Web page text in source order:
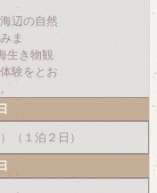
辺の自然
ま
生き物観
験をとお
（１泊２日）